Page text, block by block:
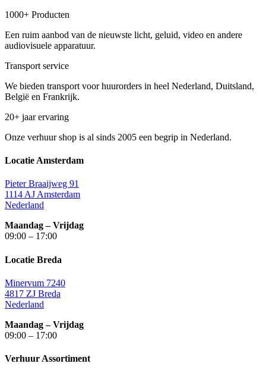
1000+ Producten
Een ruim aanbod van de nieuwste licht, geluid, video en andere
audiovisuele apparatuur.
Transport service
We bieden transport voor huurorders in heel Nederland, Duitsland,
België en Frankrijk.
20+ jaar ervaring
Onze verhuur shop is al sinds 2005 een begrip in Nederland.
Locatie Amsterdam
Pieter Braaijweg 91
1114 AJ Amsterdam
Nederland
Maandag – Vrijdag
09:00 – 17:00
Locatie Breda
Minervum 7240
4817 ZJ Breda
Nederland
Maandag – Vrijdag
09:00 – 17:00
Verhuur Assortiment